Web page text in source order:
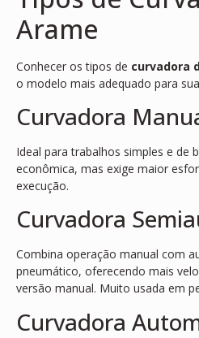
Arame
Conhecer os tipos de curvadora
o modelo mais adequado para
Curvadora
Ideal para trabalhos simples e de
econômica, mas exige maior
execução.
Curvadora
Combina operação manual com
pneumático, oferecendo mais
versão manual. Muito usada em
Curvadora